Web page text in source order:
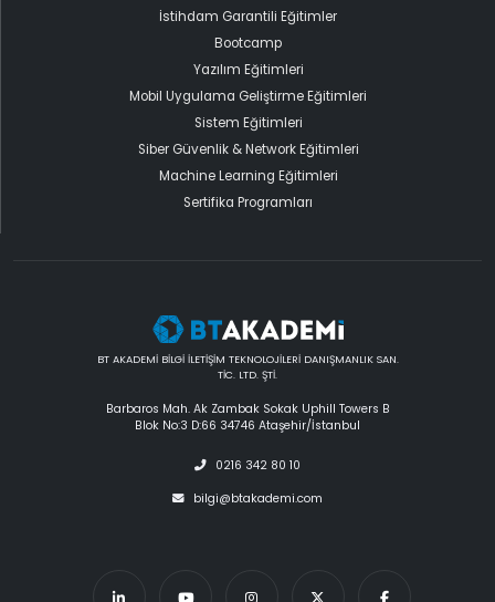
İstihdam Garantili Eğitimler
Bootcamp
Yazılım Eğitimleri
Mobil Uygulama Geliştirme Eğitimleri
Sistem Eğitimleri
Siber Güvenlik & Network Eğitimleri
Machine Learning Eğitimleri
Sertifika Programları
BT AKADEMİ BİLGİ İLETİŞİM TEKNOLOJİLERİ DANIŞMANLIK SAN.
TİC. LTD. ŞTİ.
Barbaros Mah. Ak Zambak Sokak Uphill Towers B
Blok No:3 D:66 34746 Ataşehir/İstanbul
0216 342 80 10
bilgi@btakademi.com